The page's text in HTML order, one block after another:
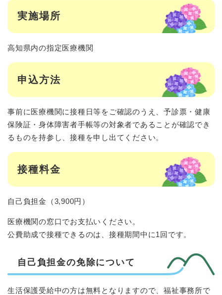
実施場所
高知県内の指定医療機関
申込方法
事前に医療機関に接種日等をご確認のうえ、予診票・健康
保険証・身体障害者手帳等の対象者であることが確認でき
るものを持参し、接種を申し出てください。
接種料金
自己負担金（3,900円）
医療機関の窓口でお支払いください。
公費助成で接種できるのは、接種期間中に1回です。
自己負担金の免除について
生活保護受給中の方は無料となりますので、福祉事務所で